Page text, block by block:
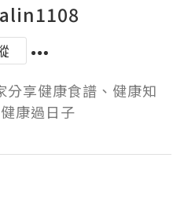
分享健康食譜、健康知
康過日子